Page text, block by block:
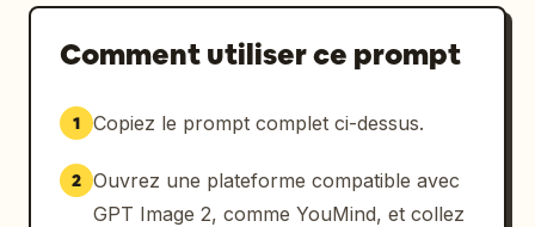
          "badge": "Pack Dashi 30 sachets
        }
      {
        "theme": "publicité application
d'investissement fintech",
Comment utiliser ce prompt
1 Copiez le prompt complet ci-dessus.
2 Ouvrez une plateforme compatible avec
GPT Image 2, comme YouMind, et collez